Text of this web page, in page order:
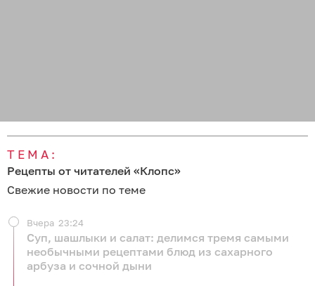
ТЕМА:
Рецепты от читателей «Клопс»
Свежие новости по теме
Суп, шашлыки и салат: делимся тремя самыми
необычными рецептами блюд из сахарного
арбуза и сочной дыни
Вчера 23:24